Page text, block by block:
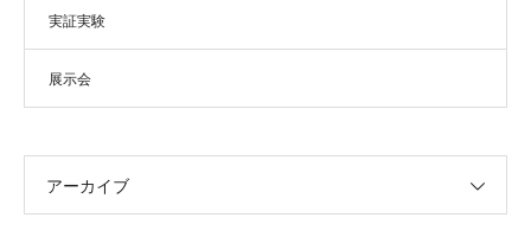
実証実験
展示会
アーカイブ